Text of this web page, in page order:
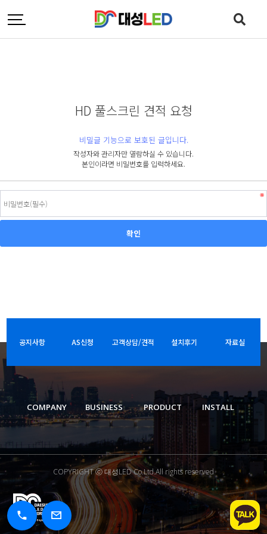
HD 풀스크린 견적 요청
비밀글 기능으로 보호된 글입니다.
작성자와 관리자만 열람하실 수 있습니다.
본인이라면 비밀번호를 입력하세요.
공지사항 AS신청 고객상담/견적 설치후기 자료실
COMPANY BUSINESS PRODUCT INSTALL
COPYRIGHT ⓒ 대성LED Co.Ltd.All rights reserved